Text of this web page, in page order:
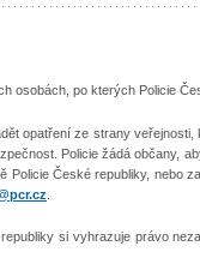
osobách, po kterých Policie
opatření ze strany
Policie žádá občany,
Policie České republiky, nebo
si vyhrazuje právo